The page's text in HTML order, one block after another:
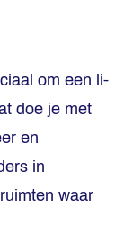
om een li-
doe je met
en
in
waar